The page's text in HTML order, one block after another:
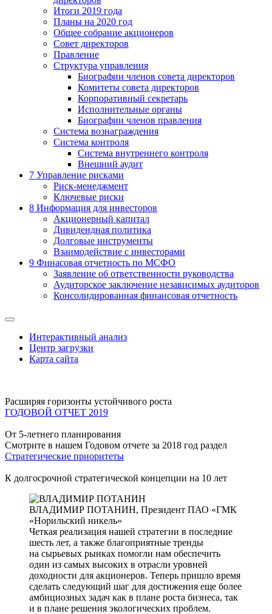
Итоги 2019 года
Планы на 2020 год
Общее собрание акционеров
Совет директоров
Правление
Структура управления
Биографии членов совета директоров
Комитеты совета директоров
Корпоративный секретарь
Исполнительные органы
Биографии членов правления
Система вознаграждения
Система контроля
Система внутреннего контроля
Внешний аудит
7 Управление рисками
Риск-менеджмент
Ключевые риски
8 Информация для инвесторов
Акционерный капитал
Дивидендная политика
Долговые инструменты
Взаимодействие с инвеcторами
9 Финасовая отчетность по МСФО
Заявление об ответственности руководства
Аудиторское заключение независимых аудиторов
Консолидированная финансовая отчетность
Интерактивный анализ
Центр загрузки
Карта сайта
Расширяя горизонты устойчивого роста
ГОДОВОЙ ОТЧЕТ 2019
От 5-летнего планирования
Смотрите в нашем Годовом отчете за 2018 год раздел
Стратегические приоритеты
К долгосрочной стратегической концепции на 10 лет
ВЛАДИМИР ПОТАНИН, Президент ПАО «ГМК
«Норильский никель»
Четкая реализация нашей стратегии в последние
шесть лет, а также благоприятные тренды
на сырьевых рынках помогли нам обеспечить
один из самых высоких в отрасли уровней
доходности для акционеров. Теперь пришло время
сделать следующий шаг для достижения еще более
амбициозных задач как в плане роста бизнеса, так
и в плане решения экологических проблем.